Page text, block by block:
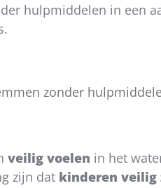
hulpmiddelen in een
zonder
veilig voelen in het
zijn dat kinderen veilig